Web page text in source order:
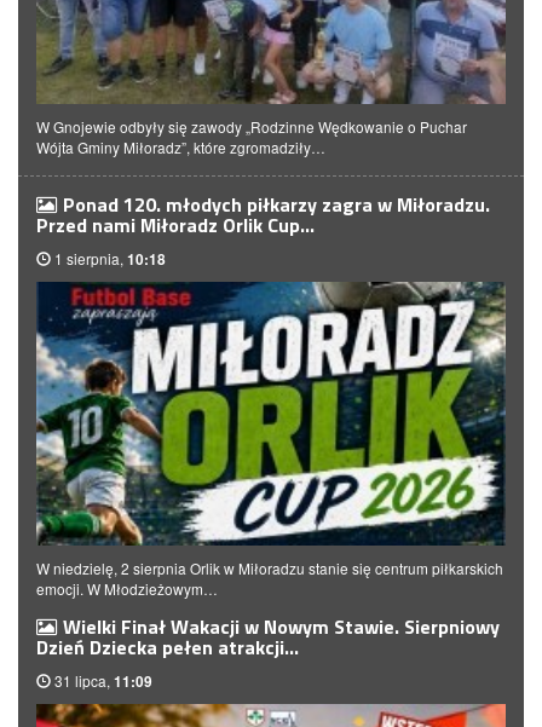
W Gnojewie odbyły się zawody „Rodzinne Wędkowanie o Puchar
Wójta Gminy Miłoradz”, które zgromadziły…
Ponad 120. młodych piłkarzy zagra w Miłoradzu.
Przed nami Miłoradz Orlik Cup…
1 sierpnia, 10:18
W niedzielę, 2 sierpnia Orlik w Miłoradzu stanie się centrum piłkarskich
emocji. W Młodzieżowym…
Wielki Finał Wakacji w Nowym Stawie. Sierpniowy
Dzień Dziecka pełen atrakcji…
31 lipca, 11:09